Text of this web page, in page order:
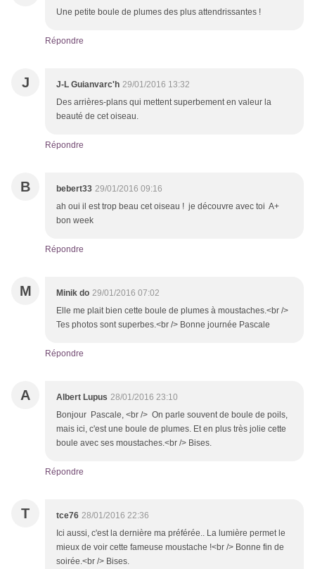
Une petite boule de plumes des plus attendrissantes !
Répondre
J J-L Guianvarc'h 29/01/2016 13:32
Des arrières-plans qui mettent superbement en valeur la
beauté de cet oiseau.
Répondre
B bebert33 29/01/2016 09:16
ah oui il est trop beau cet oiseau ! je découvre avec toi A+
bon week
Répondre
M Minik do 29/01/2016 07:02
Elle me plait bien cette boule de plumes à moustaches.<br />
Tes photos sont superbes.<br /> Bonne journée Pascale
Répondre
A Albert Lupus 28/01/2016 23:10
Bonjour Pascale, <br /> On parle souvent de boule de poils,
mais ici, c'est une boule de plumes. Et en plus très jolie cette
boule avec ses moustaches.<br /> Bises.
Répondre
T tce76 28/01/2016 22:36
Ici aussi, c'est la dernière ma préférée.. La lumière permet le
mieux de voir cette fameuse moustache !<br /> Bonne fin de
soirée.<br /> Bises.